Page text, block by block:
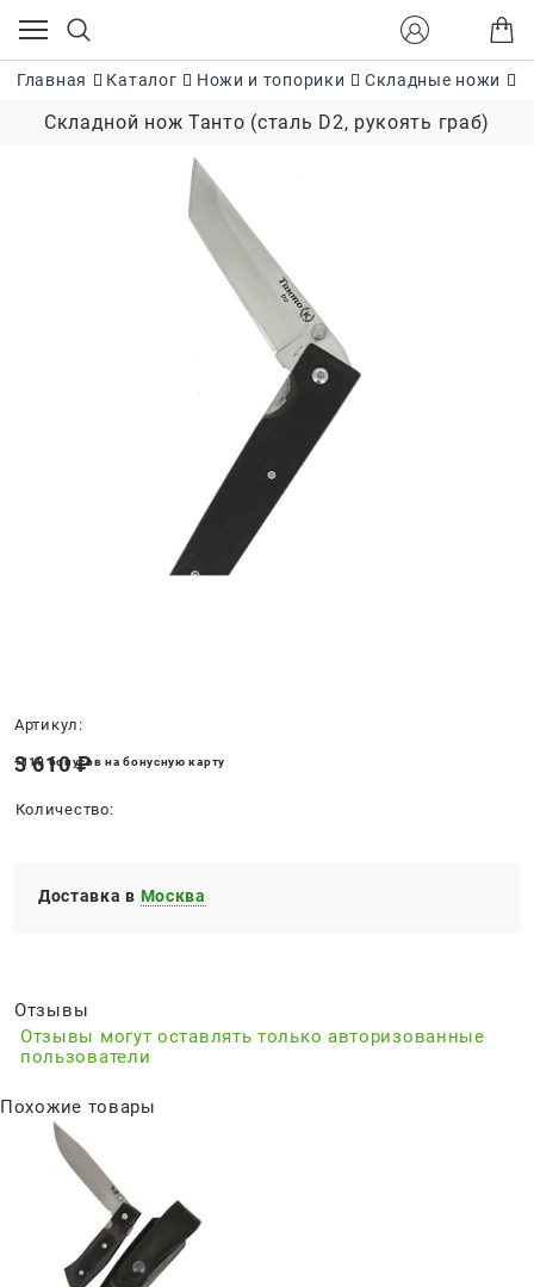
Главная Каталог Ножи и топорики Складные ножи
Складной нож Танто (сталь D2, рукоять граб)
Артикул:
3 610 ₽
+110 бонусов на бонусную карту
Количество:
Доставка в Москва
Отзывы
Отзывы могут оставлять только авторизованные
пользователи
Похожие товары